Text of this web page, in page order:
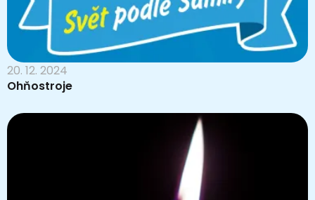
20. 12. 2024
Ohňostroje